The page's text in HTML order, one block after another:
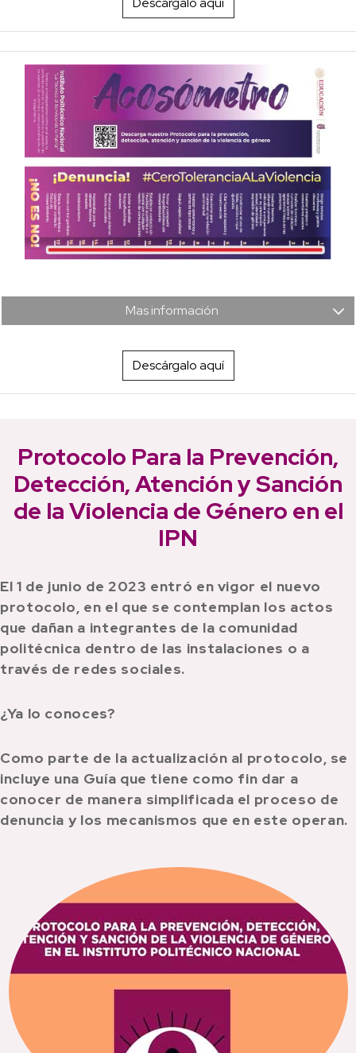
Mas información
Descárgalo aquí
Protocolo Para la Prevención,
Detección, Atención y Sanción
de la Violencia de Género en el
IPN
El 1 de junio de 2023 entró en vigor el nuevo
protocolo, en el que se contemplan los actos
que dañan a integrantes de la comunidad
politécnica dentro de las instalaciones o a
través de redes sociales.
¿Ya lo conoces?
Como parte de la actualización al protocolo, se
incluye una Guía que tiene como fin dar a
conocer de manera simplificada el proceso de
denuncia y los mecanismos que en este operan.